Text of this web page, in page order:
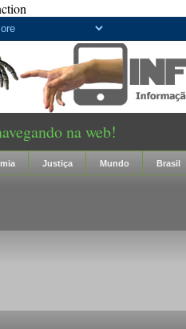
na web!
Justiça Mundo Brasil